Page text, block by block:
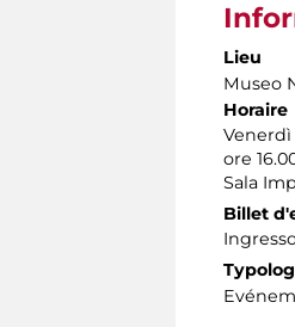
Lieu
Museo
Horaire
Venerdì
ore
Sala
Billet